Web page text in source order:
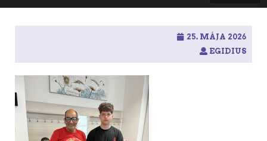
25. MÁJA 2026
EGIDIUS